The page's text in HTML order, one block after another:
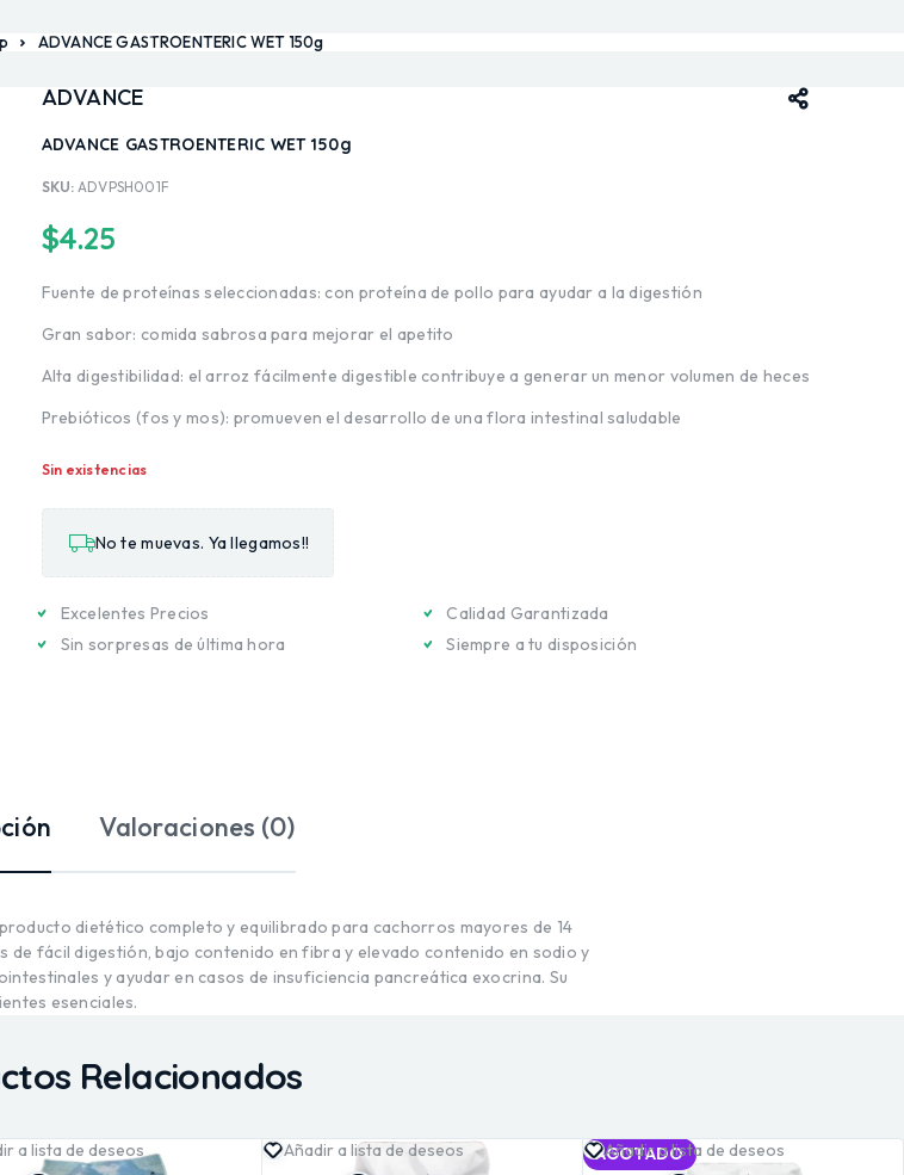
ADVANCE GASTROENTERIC WET 150g
ADVANCE
ADVANCE GASTROENTERIC WET 150g
SKU: ADVPSH001F
$4.25
Fuente de proteínas seleccionadas: con proteína de pollo para ayudar a la digestión
Gran sabor: comida sabrosa para mejorar el apetito
Alta digestibilidad: el arroz fácilmente digestible contribuye a generar un menor volumen de heces
Prebióticos (fos y mos): promueven el desarrollo de una flora intestinal saludable
Sin existencias
No te muevas. Ya llegamos!!
Excelentes Precios
Sin sorpresas de última hora
Calidad Garantizada
Siempre a tu disposición
Valoraciones (0)
producto dietético completo y equilibrado para cachorros mayores de 14
fácil digestión, bajo contenido en fibra y elevado contenido en sodio y
y ayudar en casos de insuficiencia pancreática exocrina. Su
esenciales.
Relacionados
a lista de deseos
Añadir a lista de deseos
AGOTADO
Añadir a lista de deseos